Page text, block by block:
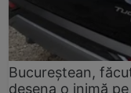
Bucureștean,
desena o inimă